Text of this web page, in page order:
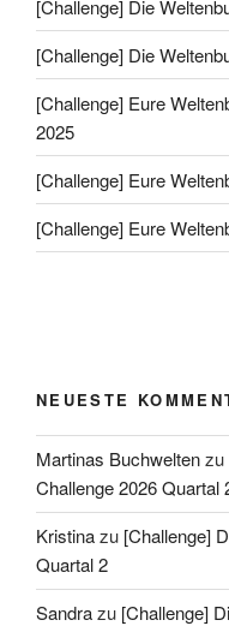
[Challenge] Die
[Challenge] Die
[Challenge] Eure
2025
[Challenge] Eure
[Challenge] Eure
NEUESTE
Martinas Buchweltenzu
Challenge 2026 Quartal
Kristinazu [Challenge]
Quartal 2
Sandrazu [Challenge]